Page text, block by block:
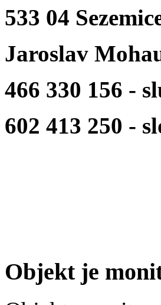
533 04
Jaroslav
466 330 156 -
602 413 250 -
Objekt je